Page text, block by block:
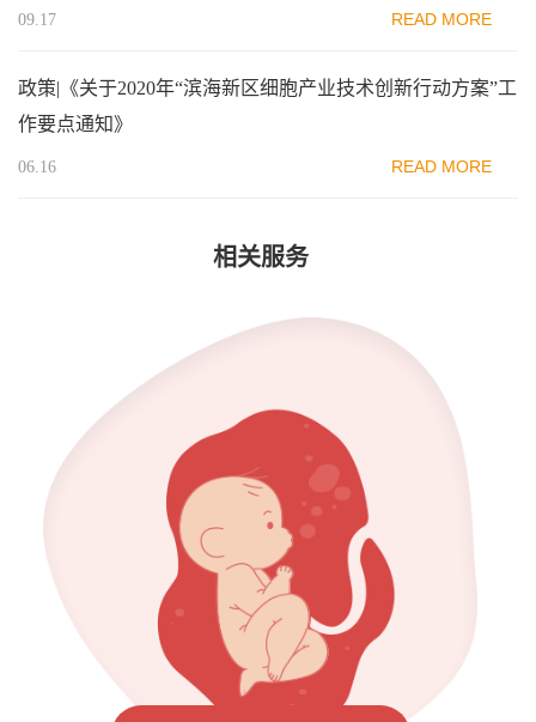
09.17 READ MORE
政策|《关于2020年“滨海新区细胞产业技术创新行动方案”工
作要点通知》
06.16 READ MORE
相关服务